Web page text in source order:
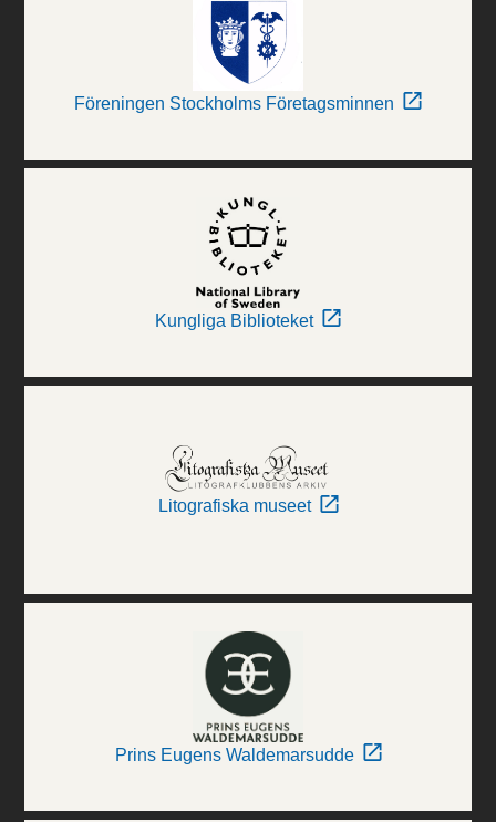
Föreningen Stockholms Företagsminnen
Kungliga Biblioteket
Litografiska museet
Prins Eugens Waldemarsudde